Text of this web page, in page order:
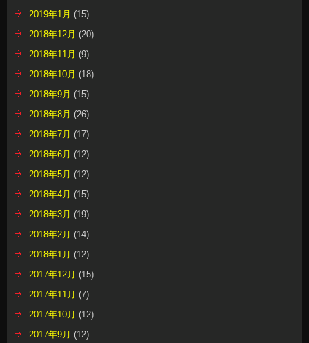
2019年1月 (15)
2018年12月 (20)
2018年11月 (9)
2018年10月 (18)
2018年9月 (15)
2018年8月 (26)
2018年7月 (17)
2018年6月 (12)
2018年5月 (12)
2018年4月 (15)
2018年3月 (19)
2018年2月 (14)
2018年1月 (12)
2017年12月 (15)
2017年11月 (7)
2017年10月 (12)
2017年9月 (12)